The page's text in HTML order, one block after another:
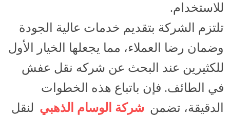
للاستخدام.
تلتزم الشركة بتقديم خدمات عالية الجودة
وضمان رضا العملاء، مما يجعلها الخيار الأول
للكثيرين عند البحث عن شركه نقل عفش
في الطائف. فإن باتباع هذه الخطوات
الدقيقة، تضمن شركة الوسام الذهبي لنقل